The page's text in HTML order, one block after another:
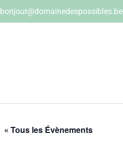
bonjour@domainedespossibles.be
« Tous les Évènements